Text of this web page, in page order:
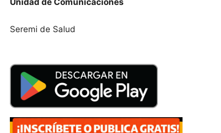
Unidad de Comunicaciones
Seremi de Salud